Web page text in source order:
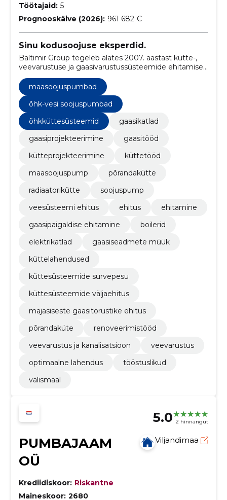
Töötajaid: 5
Prognooskäive (2026): 961 682 €
Sinu kodusoojuse eksperdid.
Baltimir Group tegeleb alates 2007. aastast kütte-,
veevarustuse ja gaasivarustussüsteemide ehitamise
ning majapidamis- ja tööstustorustike ehitamisega,
pakkudes ka gaasi- ja kütteseadmete müüki ning
paigaldamist ning kaasaegsete katlamajade ja
soojussõlmede ehitust.
maasoojuspumbad
õhk-vesi soojuspumbad
õhkküttesüsteemid
gaasikatlad
gaasiprojekteerimine
gaasitööd
kütteprojekteerimine
küttetööd
maasoojuspump
põrandakütte
radiaatorikütte
soojuspump
veesüsteemi ehitus
ehitus
ehitamine
gaasipaigaldise ehitamine
boilerid
elektrikatlad
gaasiseadmete müük
küttelahendused
küttesüsteemide survepesu
küttesüsteemide väljaehitus
majasiseste gaasitorustike ehitus
põrandaküte
renoveerimistööd
veevarustus ja kanalisatsioon
veevarustus
optimaalne lahendus
tööstuslikud
välismaal
5.0 2 hinnangut
PUMBAJAAM
OÜ
Viljandimaa
Krediidiskoor: Riskantne
Maineskoor: 2680